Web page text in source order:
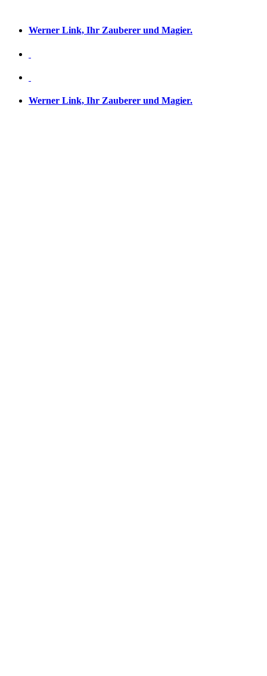
Werner Link, Ihr Zauberer und Magier.
Werner Link, Ihr Zauberer und Magier.